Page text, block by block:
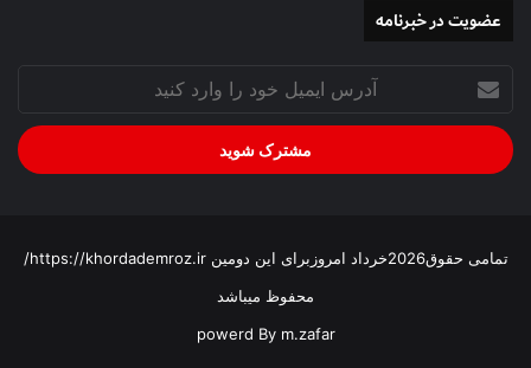
عضویت در خبرنامه
ایمیل
خود
را
وارد
تمامی حقوق2026خرداد امروزبرای این دومین https://khordademroz.ir/
محفوظ میباشد
powerd By m.zafar